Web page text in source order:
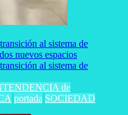
al sistema de
nuevos espacios
al sistema de
de
portada SOCIEDAD